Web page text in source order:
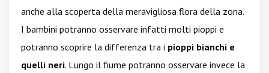
anche alla scoperta della meravigliosa flora della zona.
I bambini potranno osservare infatti molti pioppi e
potranno scoprire la differenza tra i pioppi bianchi e
quelli neri. Lungo il fiume potranno osservare invece la